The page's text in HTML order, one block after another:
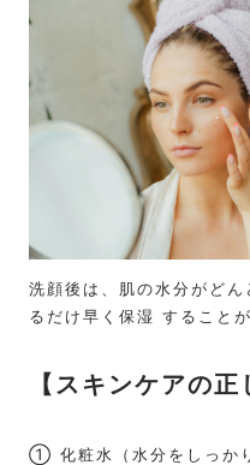
洗顔後は、肌の水分がどん
るだけ早く保湿 すること
【スキンケアの正
① 化粧水（水分をしっか